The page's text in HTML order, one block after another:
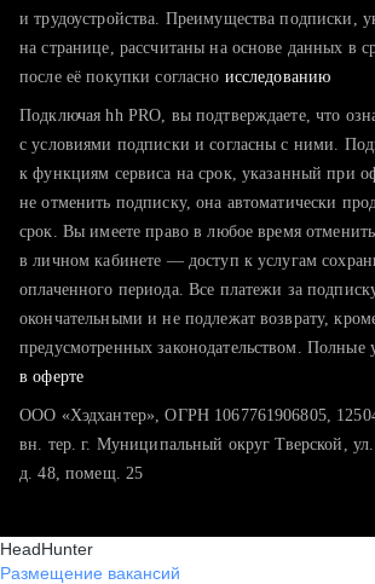
тратите много времени на поиск и
хотите сравнить себя с конкурентами и
и трудоустройства. Преимущества подписки,
на странице, рассчитаны на основе данных в
после её покупки согласно исследованию
Подключая hh PRO, вы подтверждаете, что
с условиями подписки и согласны с ними.
к функциям сервиса на срок, указанный при
не отменить подписку, она автоматически
срок. Вы имеете право в любое время
в личном кабинете — доступ к услугам
оплаченного периода. Все платежи за
окончательными и не подлежат возврату,
предусмотренных законодательством. Полные
в оферте
ООО «Хэдхантер», ОГРН 1067761906805,
вн. тер. г. Муниципальный округ Тверской, ул.
д. 48, помещ. 25
HeadHunter
Размещение вакансий